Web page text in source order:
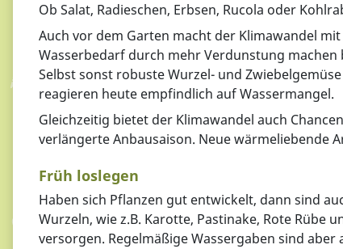
Ob Salat, Radieschen, Erbsen, Rucola oder
Auch vor dem Garten macht der Klimawandel
Wasserbedarf durch mehr Verdunstung
Selbst sonst robuste Wurzel- und
reagieren heute empfindlich auf Wassermangel.
Gleichzeitig bietet der Klimawandel auch
verlängerte Anbausaison. Neue wärmeliebende
Früh loslegen
Haben sich Pflanzen gut entwickelt, dann sind
Wurzeln, wie z.B. Karotte, Pastinake, Rote Rübe
versorgen. Regelmäßige Wassergaben sind